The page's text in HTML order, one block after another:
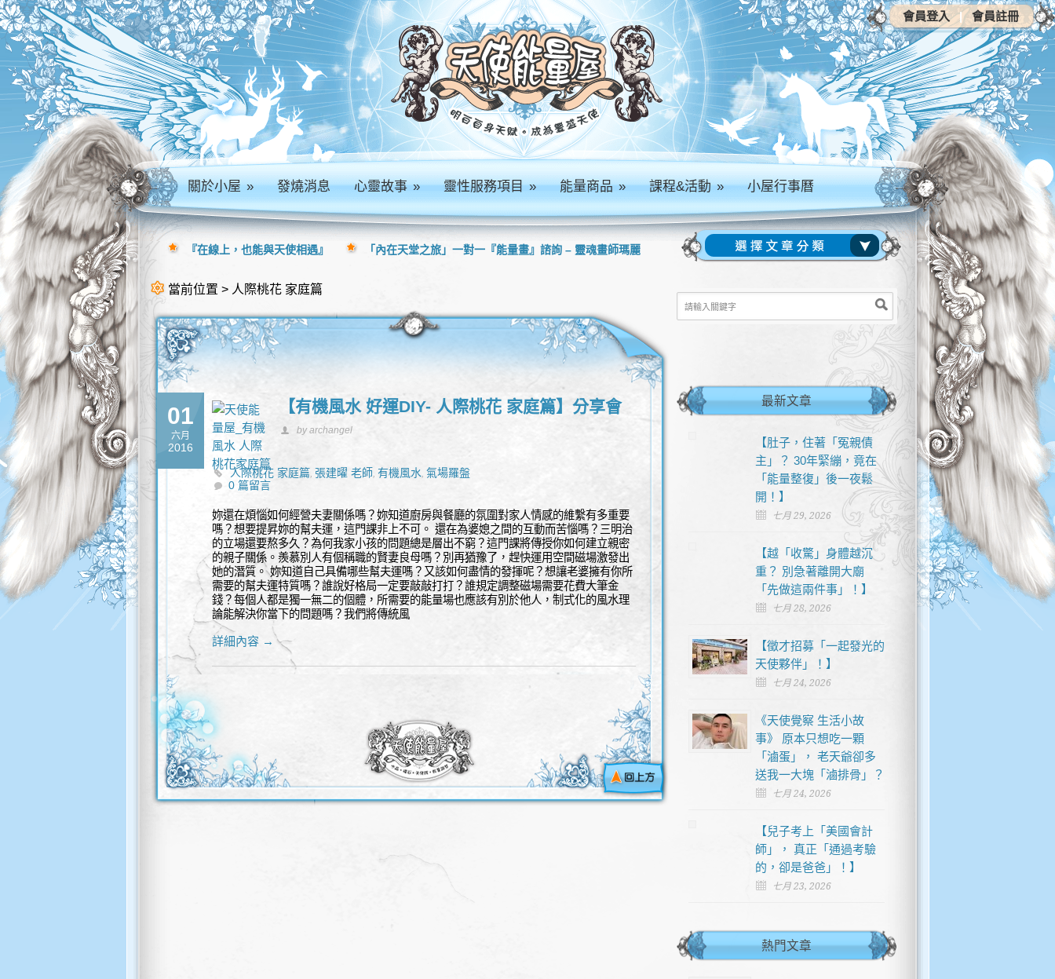
關於小屋» 發燒消息 心靈故事» 靈性服務項目» 能量商品» 課程&活動» 小屋行事曆
當前位置 > 人際桃花 家庭篇
01
六月
2016
【有機風水 好運DIY- 人際桃花 家庭篇】分享會
by archangel
人際桃花 家庭篇, 張建曜 老師, 有機風水, 氣場羅盤
0 篇留言
妳還在煩惱如何經營夫妻關係嗎？妳知道廚房與餐廳的氛圍對家人情感的維繫有多重要
嗎？想要提昇妳的幫夫運，這門課非上不可。 還在為婆媳之間的互動而苦惱嗎？三明治
的立場還要熬多久？為何我家小孩的問題總是層出不窮？這門課將傳授你如何建立親密
的親子關係。羨慕別人有個稱職的賢妻良母嗎？別再猶豫了，趕快運用空間磁場激發出
她的潛質。 妳知道自己具備哪些幫夫運嗎？又該如何盡情的發揮呢？想讓老婆擁有你所
需要的幫夫運特質嗎？誰說好格局一定要敲敲打打？誰規定調整磁場需要花費大筆金
錢？每個人都是獨一無二的個體，所需要的能量場也應該有別於他人，制式化的風水理
論能解決你當下的問題嗎？我們將傳統風
詳細內容 →
最新文章
【肚子，住著「冤親債
主」？ 30年緊繃，竟在
「能量整復」後一夜鬆
開！】
七月 29, 2026
【越「收驚」身體越沉
重？ 別急著離開大廟
「先做這兩件事」！】
七月 28, 2026
【徵才招募「一起發光的
天使夥伴」！】
七月 24, 2026
《天使覺察 生活小故
事》 原本只想吃一顆
「滷蛋」， 老天爺卻多
送我一大塊「滷排骨」？
七月 24, 2026
【兒子考上「美國會計
師」， 真正「通過考驗
的，卻是爸爸」！】
七月 23, 2026
熱門文章
『在線上，也能與天使相遇』 「內在天堂之旅」一對一『能量畫』諮詢 – 靈魂畫師瑪麗
會員登入 | 會員註冊